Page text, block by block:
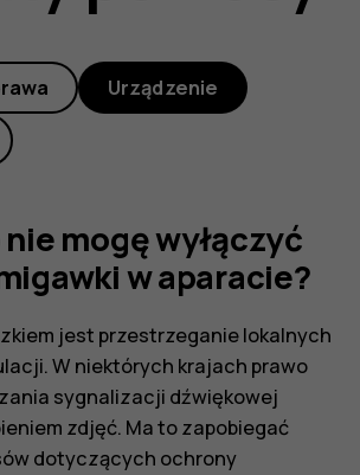
Urządzenie
mogę wyłączyć
w aparacie?
jest przestrzeganie lokalnych
W niektórych krajach prawo
sygnalizacji dźwiękowej
zdjęć. Ma to zapobiegać
dotyczących ochrony